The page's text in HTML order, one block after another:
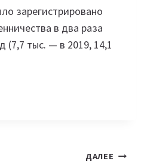
зарегистрировано
в два раза
(7,7 тыс. — в 2019, 14,1
ДАЛЕЕ